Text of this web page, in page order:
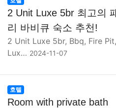
2 Unit Luxe 5br 최고의
리 바비큐 숙소 추천!
2 Unit Luxe 5br, Bbq, Fire
Lux… 2024-11-07
호텔
Room with private bath